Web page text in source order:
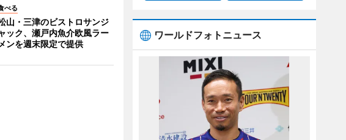
べる
山・三津のビストロサンジ
ック、瀬戸内魚介欧風ラー
メンを週末限定で提供
ワールドフォトニュース